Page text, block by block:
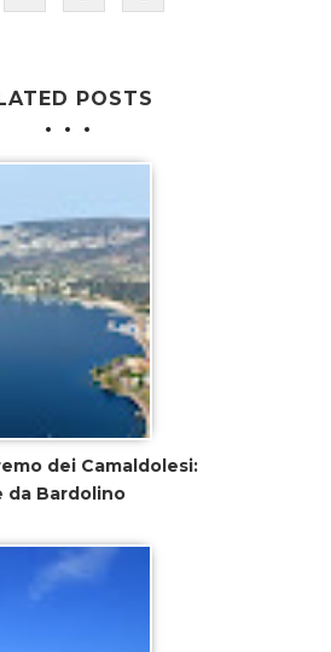
POSTS
dei Camaldolesi:
da Bardolino